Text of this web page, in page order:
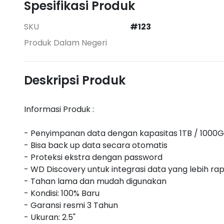
Spesifikasi Produk
SKU
#123
Produk Dalam Negeri
Deskripsi Produk
Informasi Produk :
- Penyimpanan data dengan kapasitas 1TB /
- Bisa back up data secara otomatis
- Proteksi ekstra dengan password
- WD Discovery untuk integrasi data yang lebih
- Tahan lama dan mudah digunakan
- Kondisi: 100% Baru
- Garansi resmi 3 Tahun
- Ukuran: 2.5"